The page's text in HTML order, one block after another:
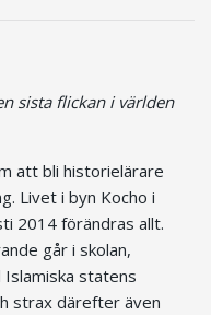
sista flickan i världen
att bli historielärare
Livet i byn Kocho i
2014 förändras allt.
går i skolan,
Islamiska statens
strax därefter även